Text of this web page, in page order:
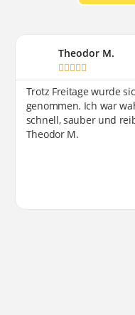
Theodor M.
    
Trotz Freitage wurde
genommen. Ich war
schnell, sauber und
Theodor M.